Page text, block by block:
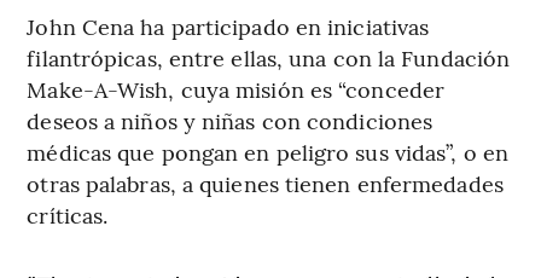
John Cena ha participado en iniciativas
filantrópicas, entre ellas, una con la Fundación
Make-A-Wish, cuya misión es “conceder
deseos a niños y niñas con condiciones
médicas que pongan en peligro sus vidas”, o en
otras palabras, a quienes tienen enfermedades
críticas.